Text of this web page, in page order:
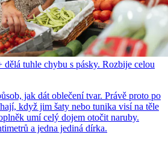
dělá tuhle chybu s pásky. Rozbije celou
jak dát oblečení tvar. Právě proto po
když jim šaty nebo tunika visí na těle
umí celý dojem otočit naruby.
a jedna jediná dírka.